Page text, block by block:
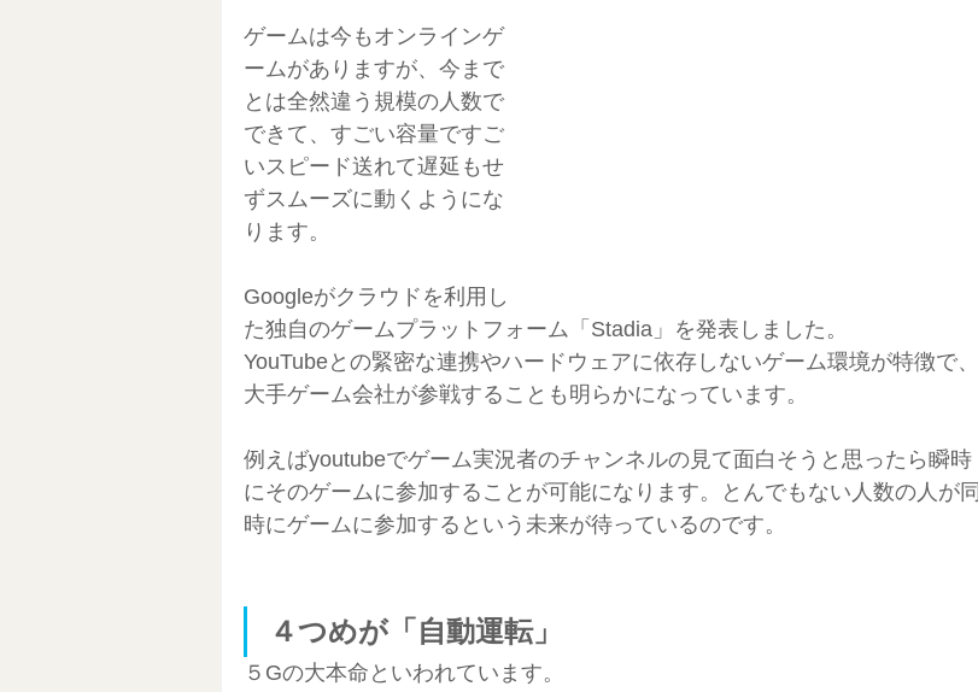
ゲームは今もオンラインゲ
ームがありますが、今まで
とは全然違う規模の人数で
できて、すごい容量ですご
いスピード送れて遅延もせ
ずスムーズに動くようにな
ります。
Googleがクラウドを利用し
た独自のゲームプラットフォーム「Stadia」を発表しました。
YouTubeとの緊密な連携やハードウェアに依存しないゲーム環境が特徴で、
大手ゲーム会社が参戦することも明らかになっています。
例えばyoutubeでゲーム実況者のチャンネルの見て面白そうと思ったら瞬時
にそのゲームに参加することが可能になります。とんでもない人数の人が同
時にゲームに参加するという未来が待っているのです。
４つめが「自動運転」
５Gの大本命といわれています。